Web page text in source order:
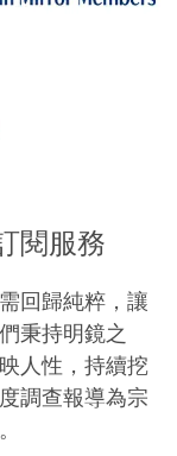
閱服務
回歸純粹，讓
秉持明鏡之
人性，持續挖
調查報導為宗